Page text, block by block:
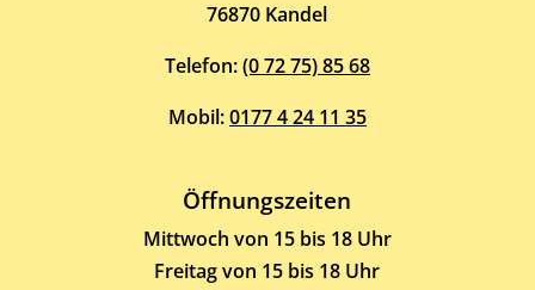
76870 Kandel
Telefon:(0 72 75) 85 68
Mobil:0177 4 24 11 35
Öffnungszeiten
Mittwoch von 15 bis 18 Uhr
Freitag von 15 bis 18 Uhr